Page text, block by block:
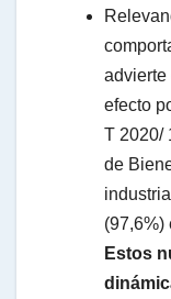
advierte
efecto
T 2020/
de
(97,6%)
Estos